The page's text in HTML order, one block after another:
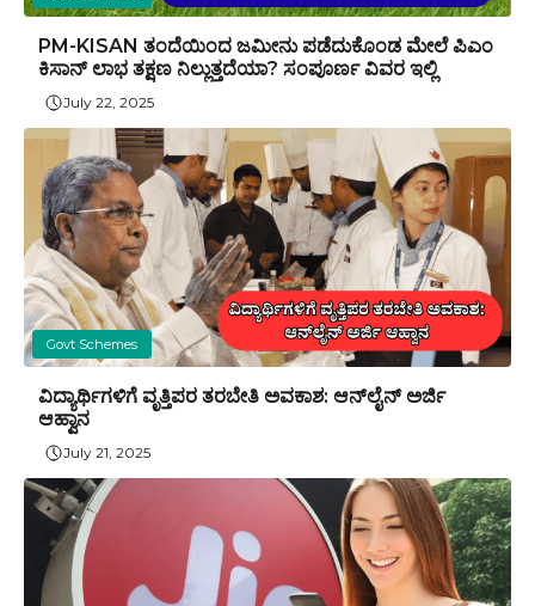
PM-KISAN ತಂದೆಯಿಂದ ಜಮೀನು ಪಡೆದುಕೊಂಡ ಮೇಲೆ ಪಿಎಂ
ಕಿಸಾನ್ ಲಾಭ ತಕ್ಷಣ ನಿಲ್ಲುತ್ತದೆಯಾ? ಸಂಪೂರ್ಣ ವಿವರ ಇಲ್ಲಿ
July 22, 2025
Govt Schemes
ವಿದ್ಯಾರ್ಥಿಗಳಿಗೆ ವೃತ್ತಿಪರ ತರಬೇತಿ ಅವಕಾಶ: ಆನ್‌ಲೈನ್ ಅರ್ಜಿ
ಆಹ್ವಾನ
July 21, 2025